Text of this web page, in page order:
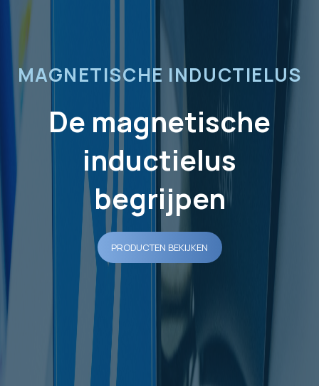
MAGNETISCHE INDUCTIELUS
De magnetische
inductielus
begrijpen
PRODUCTEN BEKIJKEN